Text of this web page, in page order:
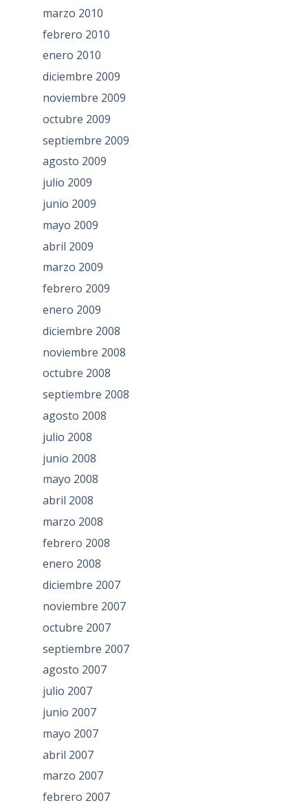
marzo 2010
febrero 2010
enero 2010
diciembre 2009
noviembre 2009
octubre 2009
septiembre 2009
agosto 2009
julio 2009
junio 2009
mayo 2009
abril 2009
marzo 2009
febrero 2009
enero 2009
diciembre 2008
noviembre 2008
octubre 2008
septiembre 2008
agosto 2008
julio 2008
junio 2008
mayo 2008
abril 2008
marzo 2008
febrero 2008
enero 2008
diciembre 2007
noviembre 2007
octubre 2007
septiembre 2007
agosto 2007
julio 2007
junio 2007
mayo 2007
abril 2007
marzo 2007
febrero 2007